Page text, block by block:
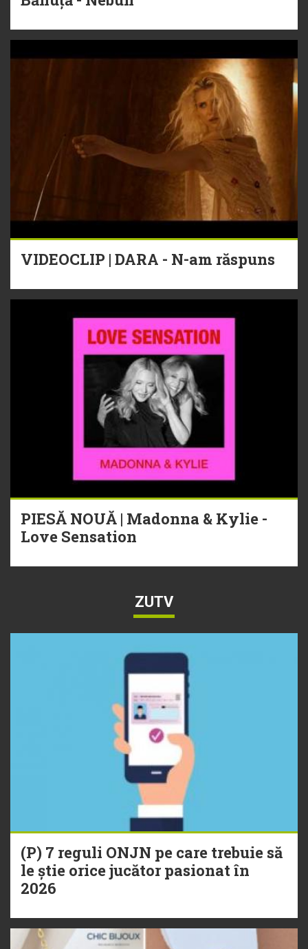
VIDEOCLIP | DARA - N-am răspuns
PIESĂ NOUĂ | Madonna & Kylie -
Love Sensation
ZUTV
(P) 7 reguli ONJN pe care trebuie să
le știe orice jucător pasionat în
2026